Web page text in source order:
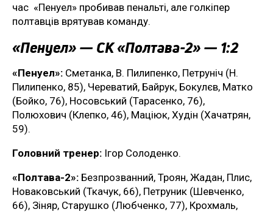
час «Пенуел» пробивав пенальті, але голкіпер
полтавців врятував команду.
«Пенуел» — СК «Полтава-2» — 1:2
«Пенуел»: Сметанка, В. Пилипенко, Петруніч (Н.
Пилипенко, 85), Череватий, Байрук, Бокулєв, Матко
(Бойко, 76), Носовський (Тарасенко, 76),
Полюхович (Клепко, 46), Маціюк, Худін (Хачатрян,
59).
Головний тренер: Ігор Солоденко.
«Полтава-2»: Безпрозванний, Троян, Жадан, Плис,
Новаковський (Ткачук, 66), Петруник (Шевченко,
66), Зіняр, Старушко (Любченко, 77), Крохмаль,